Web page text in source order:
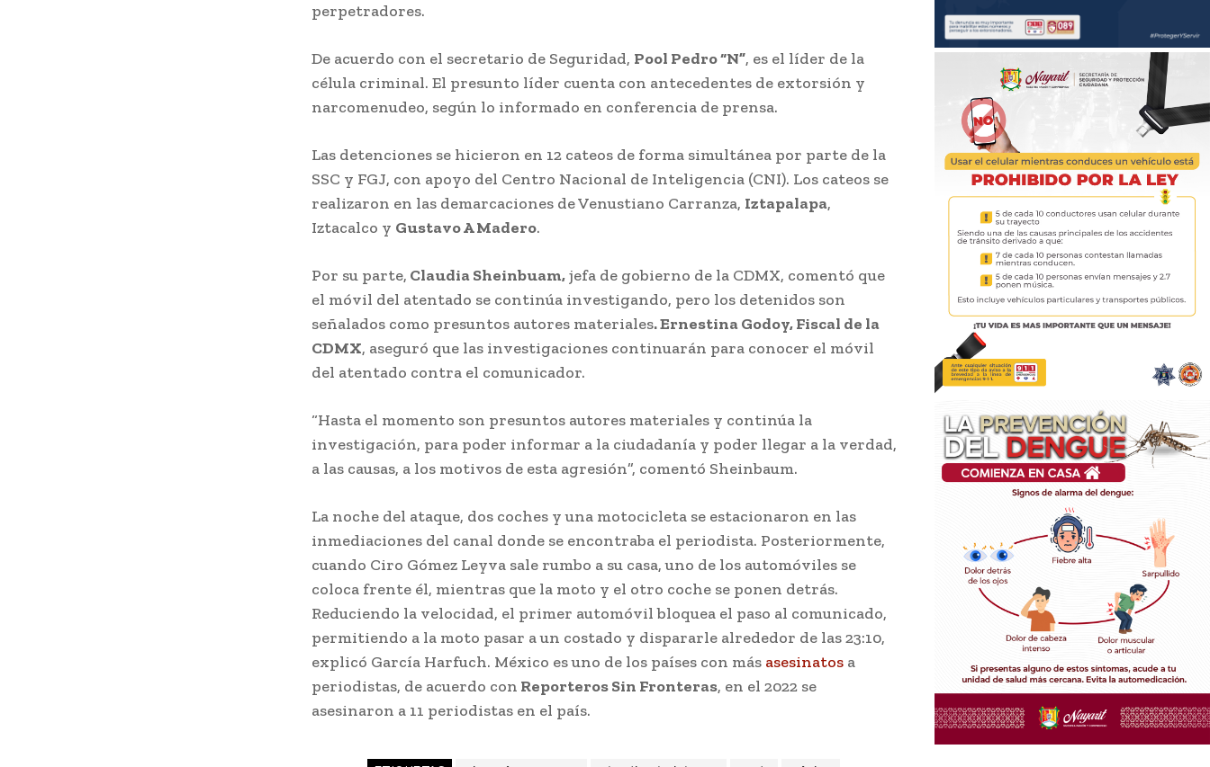
perpetradores.
De acuerdo con el secretario de Seguridad, Pool Pedro “N”, es el líder de la
célula criminal. El presunto líder cuenta con antecedentes de extorsión y
narcomenudeo, según lo informado en conferencia de prensa.
Las detenciones se hicieron en 12 cateos de forma simultánea por parte de la
SSC y FGJ, con apoyo del Centro Nacional de Inteligencia (CNI). Los cateos se
realizaron en las demarcaciones de Venustiano Carranza, Iztapalapa,
Iztacalco y Gustavo A Madero.
Por su parte, Claudia Sheinbuam,jefa de gobierno de la CDMX, comentó que
el móvil del atentado se continúa investigando, pero los detenidos son
señalados como presuntos autores materiales. Ernestina Godoy, Fiscal de la
CDMX, aseguró que las investigaciones continuarán para conocer el móvil
del atentado contra el comunicador.
“Hasta el momento son presuntos autores materiales y continúa la
investigación, para poder informar a la ciudadanía y poder llegar a la verdad,
a las causas, a los motivos de esta agresión”, comentó Sheinbaum.
La noche del ataque, dos coches y una motocicleta se estacionaron en las
inmediaciones del canal donde se encontraba el periodista. Posteriormente,
cuando Ciro Gómez Leyva sale rumbo a su casa, uno de los automóviles se
coloca frente él, mientras que la moto y el otro coche se ponen detrás.
Reduciendo la velocidad, el primer automóvil bloquea el paso al comunicado,
permitiendo a la moto pasar a un costado y dispararle alrededor de las 23:10,
explicó García Harfuch. México es uno de los países con más asesinatos a
periodistas, de acuerdo con Reporteros Sin Fronteras, en el 2022 se
asesinaron a 11 periodistas en el país.